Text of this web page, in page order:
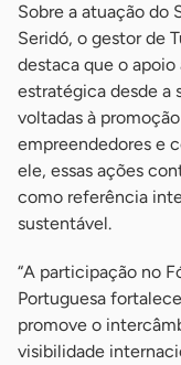
Sobre a atuação do
Seridó, o gestor de
destaca que o
estratégica desde a
voltadas à
empreendedores e
ele, essas ações
como referência
sustentável.
“A participação no
Portuguesa
promove o
visibilidade